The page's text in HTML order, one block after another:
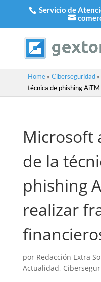
Servicio de
Home» Ciberseguridad»
técnica de phishing
Microsoft
de la
phishing
realizar
por Redacción Extra
Actualidad,